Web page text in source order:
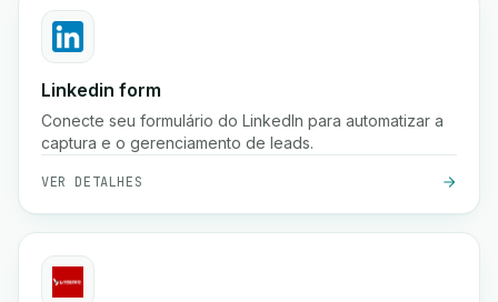
Linkedin form
Conecte seu formulário do LinkedIn para automatizar a
captura e o gerenciamento de leads.
VER DETALHES